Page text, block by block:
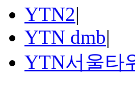
YTN2|
YTN dmb|
YTN서울타